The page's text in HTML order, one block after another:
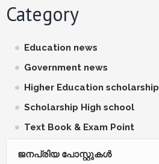
Category
Education news
Government news
Higher Education scholarship
Scholarship High school
Text Book & Exam Point
ജനപ്രിയ പോസ്റ്റുകള്‍‌